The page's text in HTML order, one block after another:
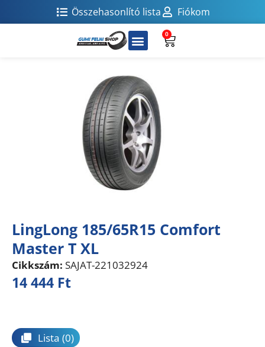
Összehasonlító lista Fiókom
0
LingLong 185/65R15 Comfort
Master T XL
Cikkszám: SAJAT-221032924
14 444 Ft
Lista (0)